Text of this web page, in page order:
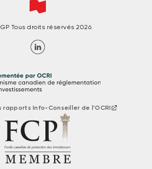
Tous droits réservés 2026.
rapports Info-Conseiller de l'OCRI